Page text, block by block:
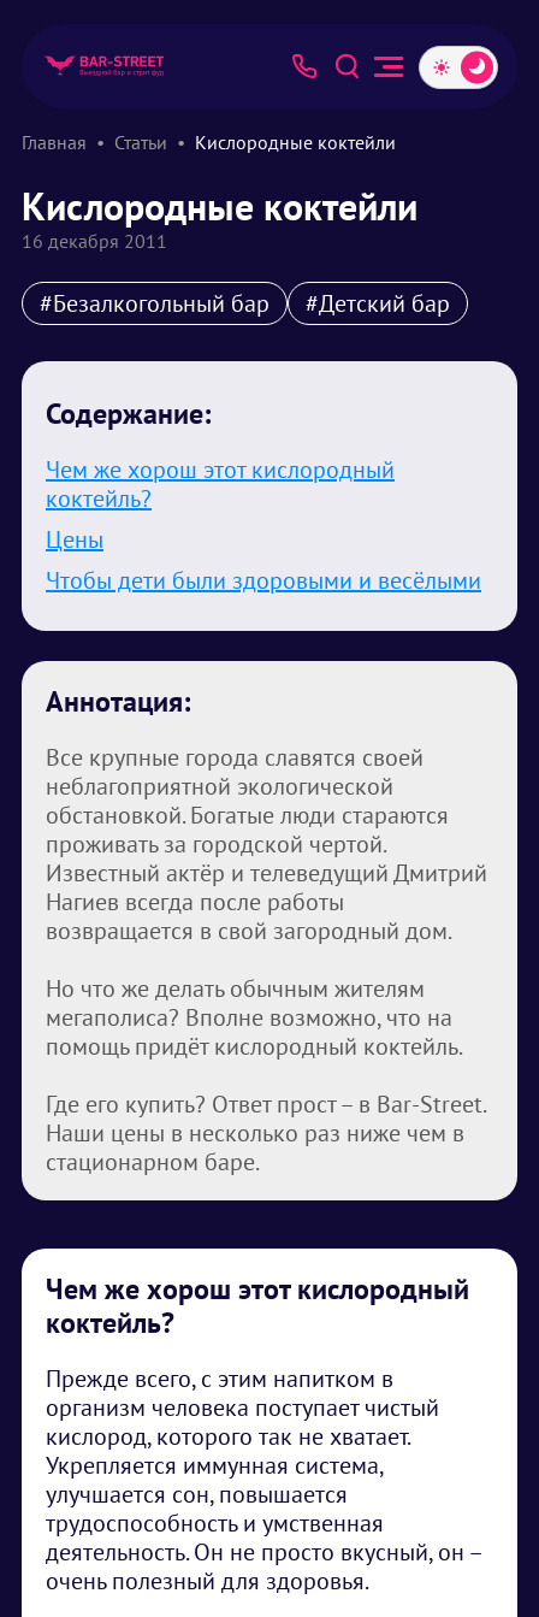
Главная Статьи Кислородные коктейли
Кислородные коктейли
16 декабря 2011
#Безалкогольный бар #Детский бар
Содержание:
Чем же хорош этот кислородный
коктейль?
Цены
Чтобы дети были здоровыми и весёлыми
Аннотация:
Все крупные города славятся своей
неблагоприятной экологической
обстановкой. Богатые люди стараются
проживать за городской чертой.
Известный актёр и телеведущий Дмитрий
Нагиев всегда после работы
возвращается в свой загородный дом.
Но что же делать обычным жителям
мегаполиса? Вполне возможно, что на
помощь придёт кислородный коктейль.
Где его купить? Ответ прост – в Bar-Street.
Наши цены в несколько раз ниже чем в
стационарном баре.
Чем же хорош этот кислородный
коктейль?
Прежде всего, с этим напитком в
организм человека поступает чистый
кислород, которого так не хватает.
Укрепляется иммунная система,
улучшается сон, повышается
трудоспособность и умственная
деятельность. Он не просто вкусный, он –
очень полезный для здоровья.